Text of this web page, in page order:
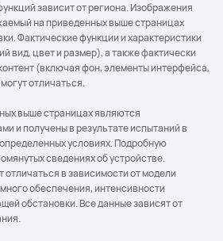
зависит от региона. Изображения
на приведенных выше страницах
Фактические функции и характеристики
вид, цвет и размер), а также фактически
(включая фон, элементы интерфейса,
отличаться.
выше страницах являются
и получены в результате испытаний в
условиях. Подробную
сведениях об устройстве.
отличаться в зависимости от модели
обеспечения, интенсивности
обстановки. Все данные зависят от